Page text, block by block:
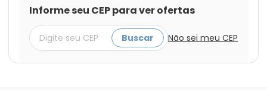
Informe seu CEP para ver ofertas
Buscar Não sei meu CEP